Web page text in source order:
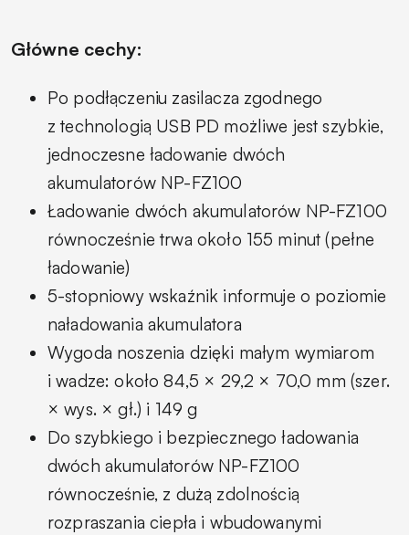
Główne cechy:
Po podłączeniu zasilacza zgodnego
z technologią USB PD możliwe jest szybkie,
jednoczesne ładowanie dwóch
akumulatorów NP-FZ100
Ładowanie dwóch akumulatorów NP-FZ100
równocześnie trwa około 155 minut (pełne
ładowanie)
5-stopniowy wskaźnik informuje o poziomie
naładowania akumulatora
Wygoda noszenia dzięki małym wymiarom
i wadze: około 84,5 × 29,2 × 70,0 mm (szer.
× wys. × gł.) i 149 g
Do szybkiego i bezpiecznego ładowania
dwóch akumulatorów NP-FZ100
równocześnie, z dużą zdolnością
rozpraszania ciepła i wbudowanymi